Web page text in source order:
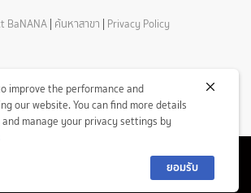
BaNANA| ค้นหาสาขา | Privacy Policy
Public Company Limited All Rights Reserved.
improve the performance and
our website. You can find more details
and manage your privacy settings by
ยอมรับ